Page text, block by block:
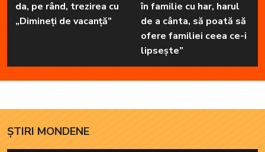
da, pe rând, trezirea cu
„Dimineți de vacanță”
în familie cu har, harul
de a cânta, să poată să
ofere familiei ceea ce-i
lipsește”
ȘTIRI MONDENE